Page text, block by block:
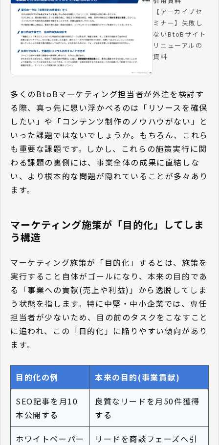
【アーカイブセ
ミナー】失敗し
ないBtoBサイト
リニューアルの
資料
多くのBtoBマーケティング担当者が外注を検討す
る際、真っ先に思い浮かべるのは「リソースを確保
したい」や「コンテンツ制作のノウハウがない」と
いった課題ではないでしょうか。もちろん、これら
も重要な課題です。しかし、これらの施策実行に関
わる課題の裏側には、事業全体の成果に直結しな
い、より根本的な問題が隠れていることが多々あり
ます。
マーケティング施策が「目的化」してしま
う構造
マーケティング施策が「目的化」するとは、施策を
実行すること自体がゴールになり、本来の目的であ
る「事業への貢献(売上や利益)」から逸脱してしま
う状態を指します。特に中堅・中小企業では、専任
担当者が少ないため、目の前のタスクをこなすこと
に追われ、この「目的化」に陥りやすい傾向があり
ます。
目的化の例 本来の目的(事業貢献)
SEO記事を月10
本公開する
良質なリードを月50件獲得
する
ホワイトペーパー
リードを商談フェーズへ引